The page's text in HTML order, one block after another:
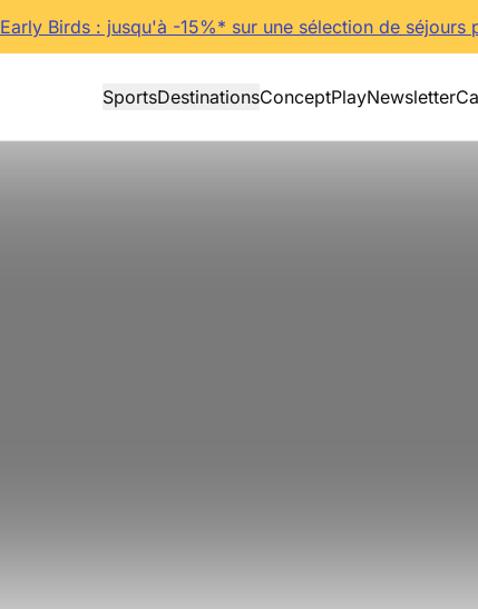
Early Birds : jusqu'à -15%* sur une sélection de séjours
SportsDestinationsConceptPlayNewsletter